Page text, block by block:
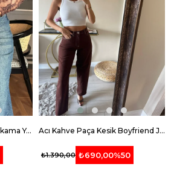
Dökümlü Palazzo Koyu Yıkama Yeşil Tintli Jean Acı Kahve Paça Kesik Boyfriend Jean
₺690,00%50
₺1.390,00